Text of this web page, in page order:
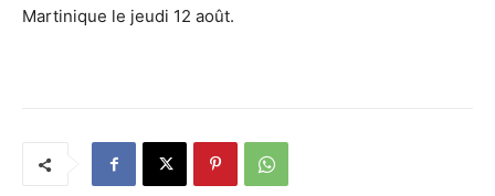
Martinique le jeudi 12 août.